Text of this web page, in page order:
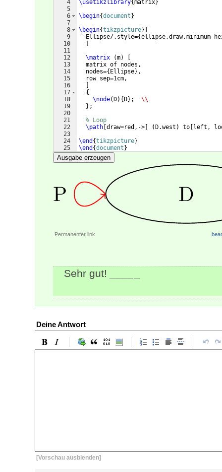
4
5
6
7
8
9
10
11
12
13
14
15
16
17
18
19
20
21
22
23
24
25
\usetikzlibrary{matrix}
\begin{document }
\begin{tikzpicture}
  Ellipse/.style=
{ellipse,draw,minimum
\matrix
(m)
  matrix of nodes,
  nodes=
{ Ellipse} ,
  row sep=1cm,
{
\node( D) { D} ; \\
} ;
% Loop
\path draw=red,-> ( D.west ) to
left,
\end {tikzpicture}
\end {document }
Ausgabe erzeugen
Permanenter link
Sehr gut!
Deine Antwort
[Vorschau ausblenden]